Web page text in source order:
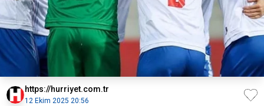
https://hurriyet.com.tr
12 Ekim 2025 20:56